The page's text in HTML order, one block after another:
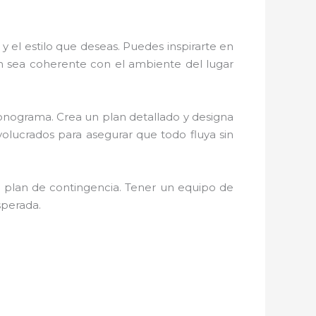
el estilo que deseas. Puedes inspirarte en
sea coherente con el ambiente del lugar
Crea un plan detallado y designa
para asegurar que todo fluya sin
de contingencia. Tener un equipo de